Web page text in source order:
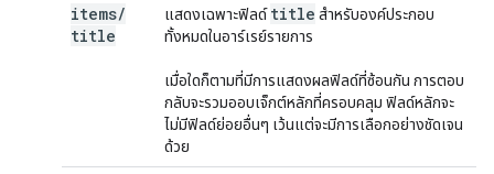
items/
title
แสดงเฉพาะฟิลด์title สำหรับองค์ประกอบ
ทั้งหมดในอาร์เรย์รายการ
เมื่อใดก็ตามที่มีการแสดงผลฟิลด์ที่ซ้อนกัน การตอบ
กลับจะรวมออบเจ็กต์หลักที่ครอบคลุม ฟิลด์หลักจะ
ไม่มีฟิลด์ย่อยอื่นๆ เว้นแต่จะมีการเลือกอย่างชัดเจน
ด้วย